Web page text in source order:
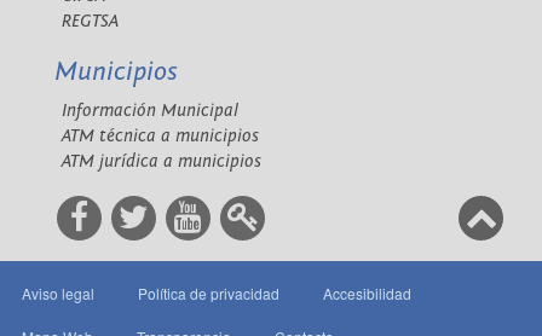
REGTSA
Municipios
Información Municipal
ATM técnica a municipios
ATM jurídica a municipios
Aviso legal Política de privacidad Accesibilidad